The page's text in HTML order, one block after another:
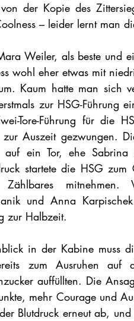
der Kopie des
– leider lernt man
Weiler, als beste und
wohl eher etwas mit
Kaum hatte man sich
zur HSG-Führung
Tore-Führung für die
zur Auszeit gezwungen.
auf ein Tor, ehe Sabrina
startete die HSG
Zählbares
und Anna
zur Halbzeit.
in der Kabine muss
zum Ausruhen auf
auffüllten. Die
mehr Courage und
Blutdruck erneut ab,